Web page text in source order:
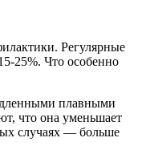
Регулярные
25%. Что особенно
плавными
что она уменьшает
случаях — больше